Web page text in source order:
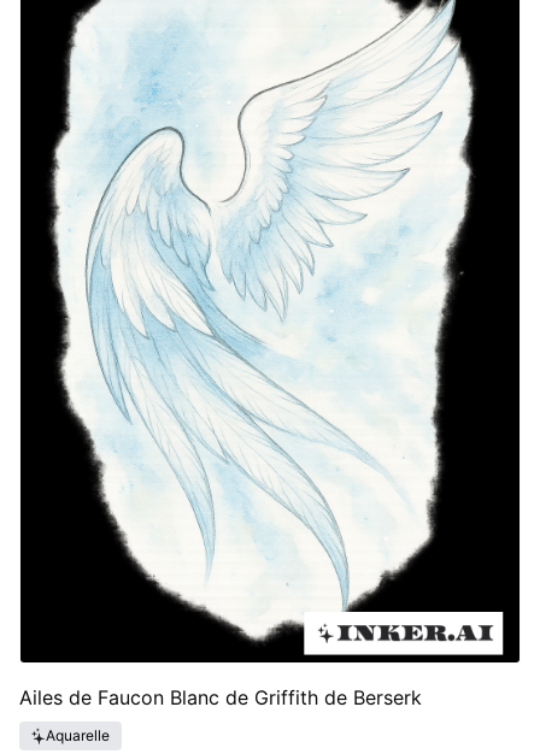
Ailes de Faucon Blanc de Griffith de Berserk
Aquarelle